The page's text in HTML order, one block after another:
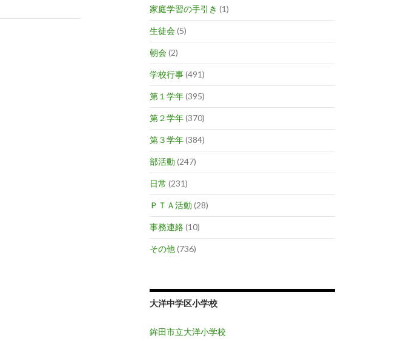
家庭学習の手引き (1)
生徒会(5)
朝会(2)
学校行事(491)
第１学年(395)
第２学年(370)
第３学年(384)
部活動 (247)
日常 (231)
ＰＴＡ活動 (28)
事務連絡(10)
その他(736)
大洋中学区小学校
鉾田市立大洋小学校